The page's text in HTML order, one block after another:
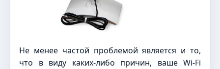
Не менее частой проблемой является и то,
что в виду каких-либо причин, ваше Wi-Fi